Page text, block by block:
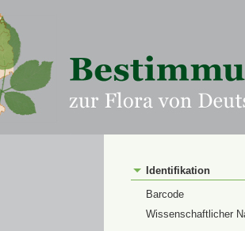
Identifikation
Barcode
Wissenschaftlicher